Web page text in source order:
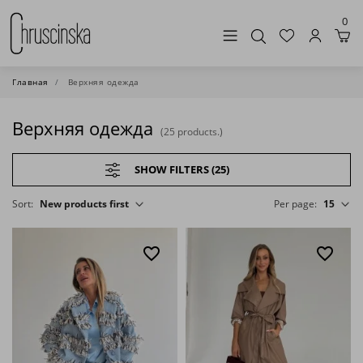
0
Главная Верхняя одежда
Верхняя одежда (25 products.)
SHOW FILTERS (25)
Sort: New products first Per page: 15
favorite_border favorite_border